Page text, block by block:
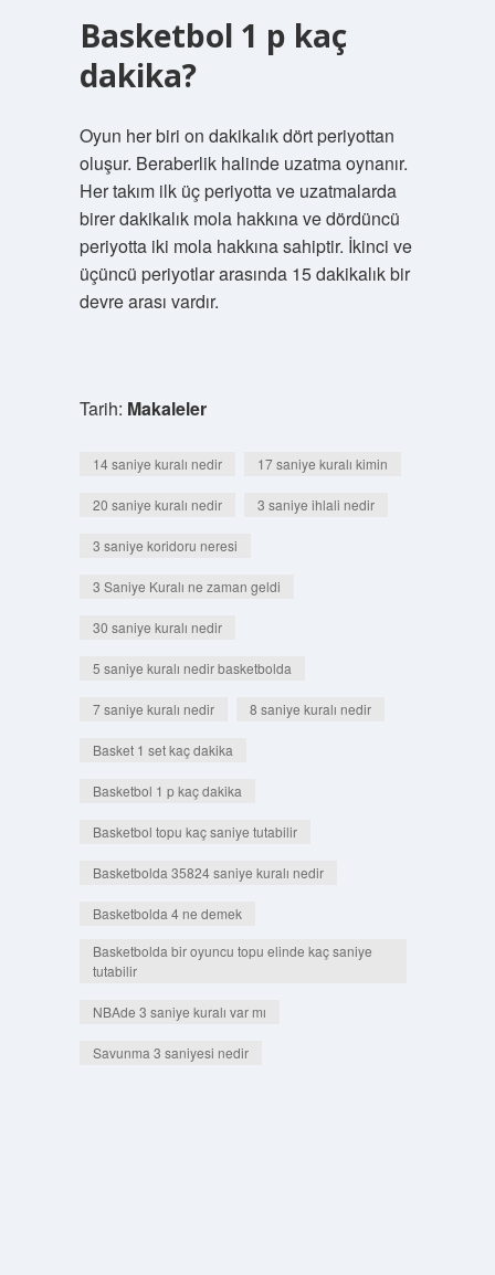
Basketbol 1 p kaç
dakika?
Oyun her biri on dakikalık dört periyottan
oluşur. Beraberlik halinde uzatma oynanır.
Her takım ilk üç periyotta ve uzatmalarda
birer dakikalık mola hakkına ve dördüncü
periyotta iki mola hakkına sahiptir. İkinci ve
üçüncü periyotlar arasında 15 dakikalık bir
devre arası vardır.
Tarih: Makaleler
14 saniye kuralı nedir 17 saniye kuralı kimin
20 saniye kuralı nedir 3 saniye ihlali nedir
3 saniye koridoru neresi
3 Saniye Kuralı ne zaman geldi
30 saniye kuralı nedir
5 saniye kuralı nedir basketbolda
7 saniye kuralı nedir 8 saniye kuralı nedir
Basket 1 set kaç dakika
Basketbol 1 p kaç dakika
Basketbol topu kaç saniye tutabilir
Basketbolda 35824 saniye kuralı nedir
Basketbolda 4 ne demek
Basketbolda bir oyuncu topu elinde kaç saniye
tutabilir
NBAde 3 saniye kuralı var mı
Savunma 3 saniyesi nedir